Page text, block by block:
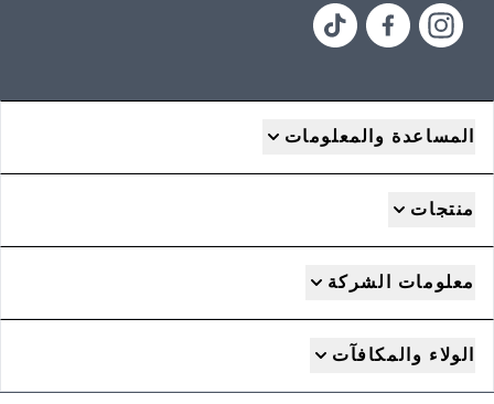
المساعدة والمعلومات
منتجات
معلومات الشركة
الولاء والمكافآت